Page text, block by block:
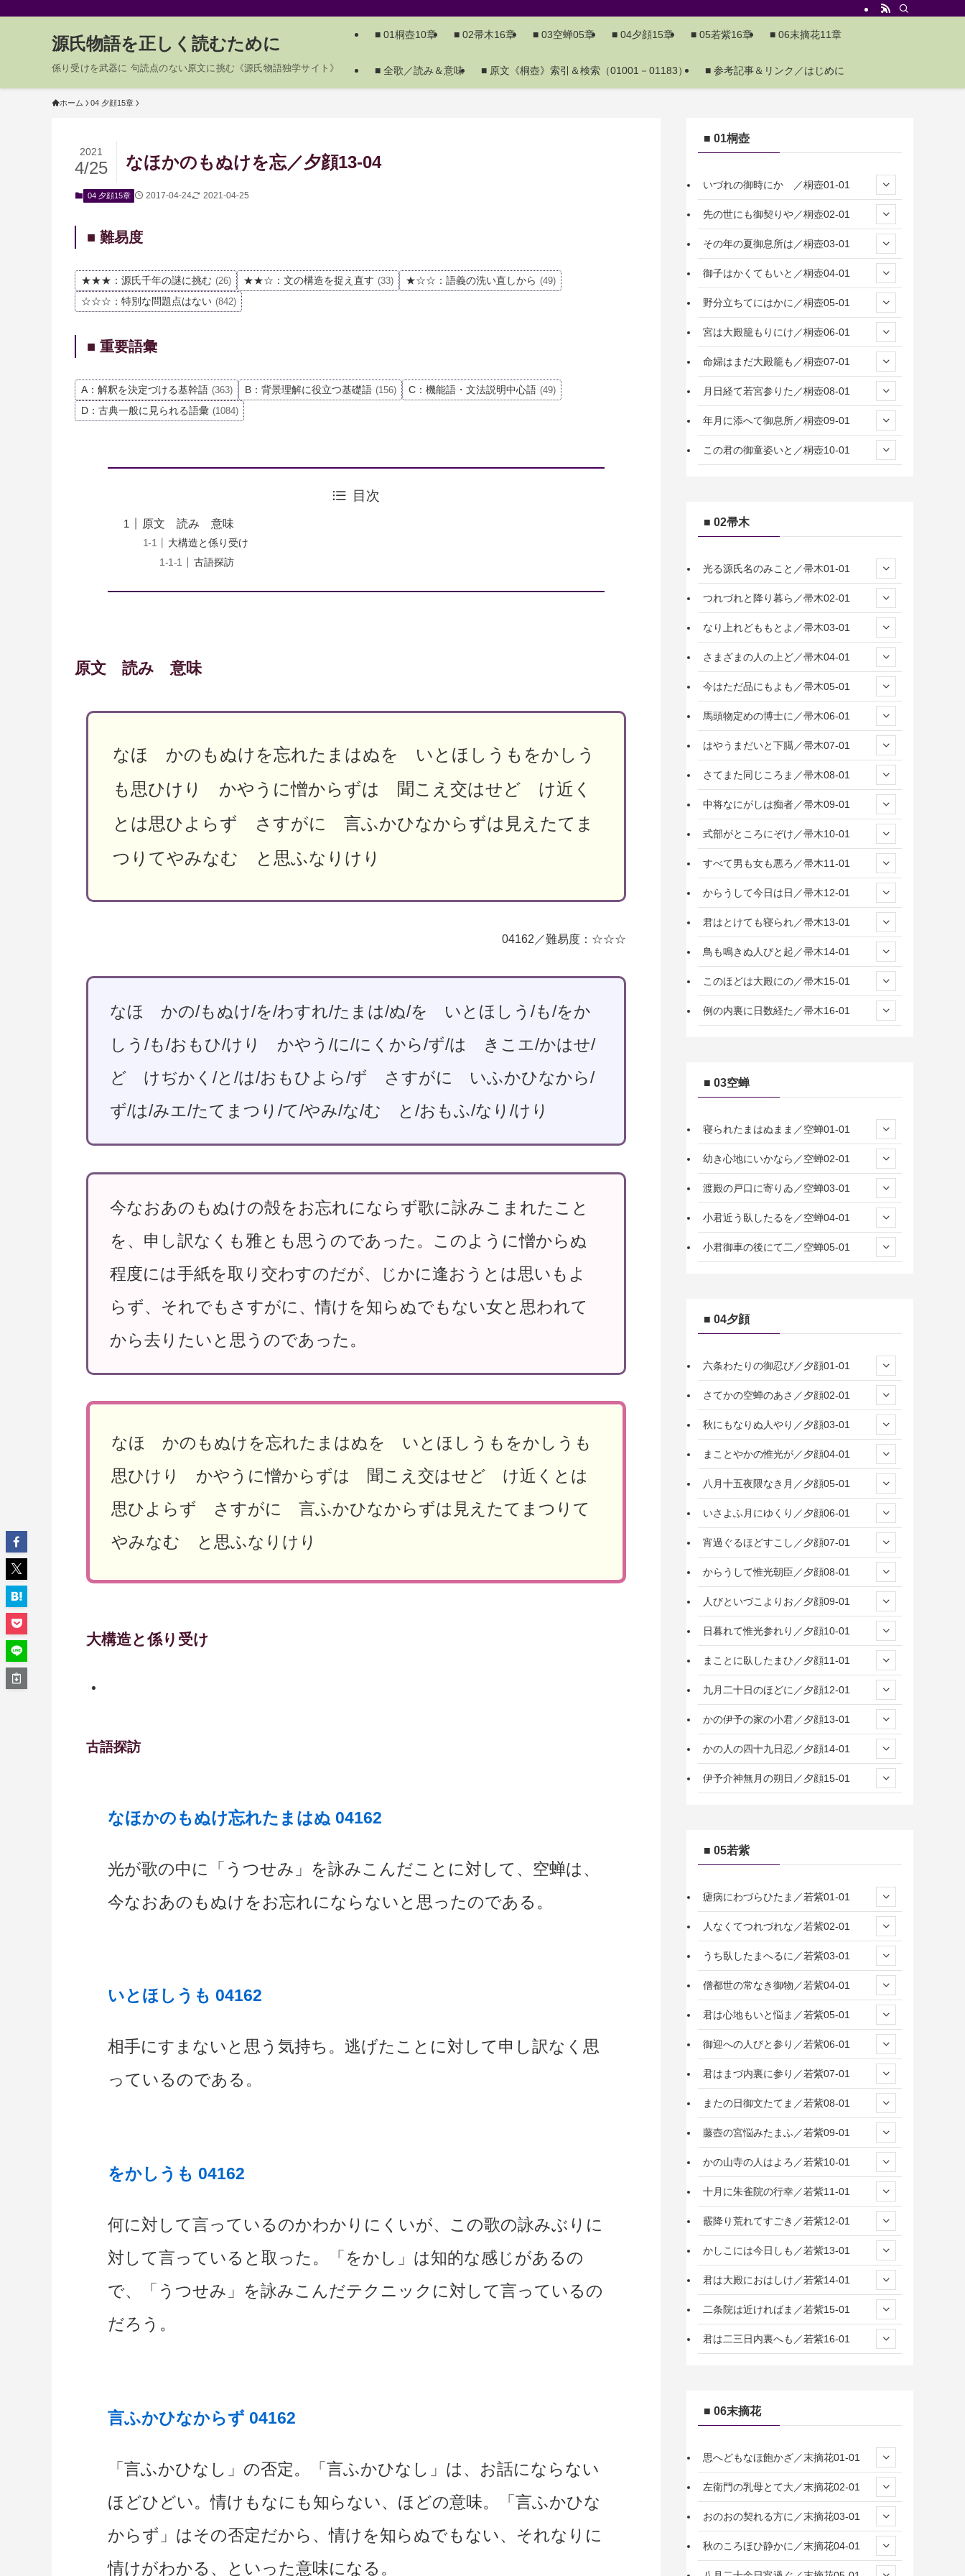
源氏物語を正しく読むために
係り受けを武器に 句読点のない原文に挑む《源氏物語独学サイト》
■ 01桐壺10章 ■ 02帚木16章 ■ 03空蝉05章 ■ 04夕顔15章 ■ 05若紫16章 ■ 06末摘花11章
■ 全歌／読み＆意味 ■ 原文《桐壺》索引＆検索（01001－01183） ■ 参考記事＆リンク／はじめに
ホーム 04 夕顔15章
なほかのもぬけを忘／夕顔13-04
2021
4/25
04 夕顔15章 2017-04-24 2021-04-25
■ 難易度
★★★：源氏千年の謎に挑む (26) ★★☆：文の構造を捉え直す (33) ★☆☆：語義の洗い直しから (49)
☆☆☆：特別な問題点はない (842)
■ 重要語彙
A：解釈を決定づける基幹語 (363) B：背景理解に役立つ基礎語 (156) C：機能語・文法説明中心語 (49)
D：古典一般に見られる語彙 (1084)
目次
原文 読み 意味
大構造と係り受け
古語探訪
原文 読み 意味
なほ かのもぬけを忘れたまはぬを いとほしうもをかしう
も思ひけり かやうに憎からずは 聞こえ交はせど け近く
とは思ひよらず さすがに 言ふかひなからずは見えたてま
つりてやみなむ と思ふなりけり
04162／難易度：☆☆☆
なほ かの/もぬけ/を/わすれ/たまは/ぬ/を いとほしう/も/をか
しう/も/おもひ/けり かやう/に/にくから/ず/は きこエ/かはせ/
ど けぢかく/と/は/おもひよら/ず さすがに いふかひなから/
ず/は/みエ/たてまつり/て/やみ/な/む と/おもふ/なり/けり
今なおあのもぬけの殻をお忘れにならず歌に詠みこまれたこと
を、申し訳なくも雅とも思うのであった。このように憎からぬ
程度には手紙を取り交わすのだが、じかに逢おうとは思いもよ
らず、それでもさすがに、情けを知らぬでもない女と思われて
から去りたいと思うのであった。
なほ かのもぬけを忘れたまはぬを いとほしうもをかしうも
思ひけり かやうに憎からずは 聞こえ交はせど け近くとは
思ひよらず さすがに 言ふかひなからずは見えたてまつりて
やみなむ と思ふなりけり
大構造と係り受け
古語探訪
なほかのもぬけ忘れたまはぬ 04162
光が歌の中に「うつせみ」を詠みこんだことに対して、空蝉は、
今なおあのもぬけをお忘れにならないと思ったのである。
いとほしうも 04162
相手にすまないと思う気持ち。逃げたことに対して申し訳なく思
っているのである。
をかしうも 04162
何に対して言っているのかわかりにくいが、この歌の詠みぶりに
対して言っていると取った。「をかし」は知的な感じがあるの
で、「うつせみ」を詠みこんだテクニックに対して言っているの
だろう。
言ふかひなからず 04162
「言ふかひなし」の否定。「言ふかひなし」は、お話にならない
ほどひどい。情けもなにも知らない、ほどの意味。「言ふかひな
からず」はその否定だから、情けを知らぬでもない、それなりに
情けがわかる、といった意味になる。
■ 01桐壺
いづれの御時にか ／桐壺01-01
先の世にも御契りや／桐壺02-01
その年の夏御息所は／桐壺03-01
御子はかくてもいと／桐壺04-01
野分立ちてにはかに／桐壺05-01
宮は大殿籠もりにけ／桐壺06-01
命婦はまだ大殿籠も／桐壺07-01
月日経て若宮参りた／桐壺08-01
年月に添へて御息所／桐壺09-01
この君の御童姿いと／桐壺10-01
■ 02帚木
光る源氏名のみこと／帚木01-01
つれづれと降り暮ら／帚木02-01
なり上れどももとよ／帚木03-01
さまざまの人の上ど／帚木04-01
今はただ品にもよも／帚木05-01
馬頭物定めの博士に／帚木06-01
はやうまだいと下臈／帚木07-01
さてまた同じころま／帚木08-01
中将なにがしは痴者／帚木09-01
式部がところにぞけ／帚木10-01
すべて男も女も悪ろ／帚木11-01
からうして今日は日／帚木12-01
君はとけても寝られ／帚木13-01
鳥も鳴きぬ人びと起／帚木14-01
このほどは大殿にの／帚木15-01
例の内裏に日数経た／帚木16-01
■ 03空蝉
寝られたまはぬまま／空蝉01-01
幼き心地にいかなら／空蝉02-01
渡殿の戸口に寄りゐ／空蝉03-01
小君近う臥したるを／空蝉04-01
小君御車の後にて二／空蝉05-01
■ 04夕顔
六条わたりの御忍び／夕顔01-01
さてかの空蝉のあさ／夕顔02-01
秋にもなりぬ人やり／夕顔03-01
まことやかの惟光が／夕顔04-01
八月十五夜隈なき月／夕顔05-01
いさよふ月にゆくり／夕顔06-01
宵過ぐるほどすこし／夕顔07-01
からうして惟光朝臣／夕顔08-01
人びといづこよりお／夕顔09-01
日暮れて惟光参れり／夕顔10-01
まことに臥したまひ／夕顔11-01
九月二十日のほどに／夕顔12-01
かの伊予の家の小君／夕顔13-01
かの人の四十九日忍／夕顔14-01
伊予介神無月の朔日／夕顔15-01
■ 05若紫
瘧病にわづらひたま／若紫01-01
人なくてつれづれな／若紫02-01
うち臥したまへるに／若紫03-01
僧都世の常なき御物／若紫04-01
君は心地もいと悩ま／若紫05-01
御迎への人びと参り／若紫06-01
君はまづ内裏に参り／若紫07-01
またの日御文たてま／若紫08-01
藤壺の宮悩みたまふ／若紫09-01
かの山寺の人はよろ／若紫10-01
十月に朱雀院の行幸／若紫11-01
霰降り荒れてすごき／若紫12-01
かしこには今日しも／若紫13-01
君は大殿におはしけ／若紫14-01
二条院は近ければま／若紫15-01
君は二三日内裏へも／若紫16-01
■ 06末摘花
思へどもなほ飽かざ／末摘花01-01
左衛門の乳母とて大／末摘花02-01
おのおの契れる方に／末摘花03-01
秋のころほひ静かに／末摘花04-01